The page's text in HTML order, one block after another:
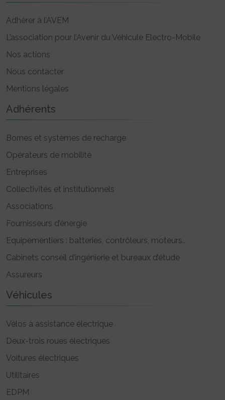
Adhérer à l’AVEM
L’association pour l’Avenir du Véhicule Electro-Mobile
Nos actions
Nous contacter
Mentions légales
Adhérents
Bornes et systèmes de recharge
Opérateurs de mobilité
Entreprises
Collectivités et institutionnels
Associations
Fournisseurs d’énergie
Equipementiers : batteries, contrôleurs, moteurs..
Cabinets conseil d’ingénierie et bureaux d’étude
Assureurs
Véhicules
Vélos à assistance électrique
Deux-trois roues électriques
Voitures électriques
Utilitaires
EDPM